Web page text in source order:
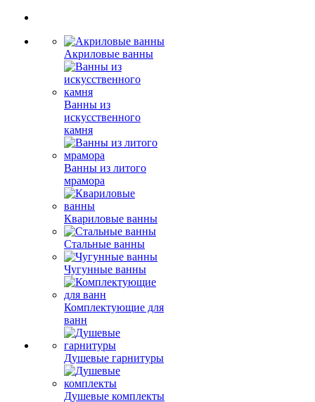
Акриловые ванны
Ванны из
искусственного
камня
Ванны из литого
мрамора
Квариловые ванны
Стальные ванны
Чугунные ванны
Комплектующие для
ванн
Душевые гарнитуры
Душевые комплекты